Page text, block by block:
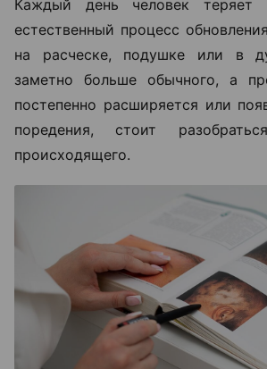
Каждый день человек
естественный процесс
на расческе, подушке или в
заметно больше обычного, а
постепенно расширяется или
поредения, стоит
происходящего.